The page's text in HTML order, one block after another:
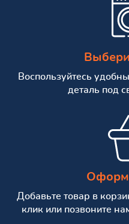
Воспользуйтесь
деталь под
Добавьте товар в
клик или позвоните